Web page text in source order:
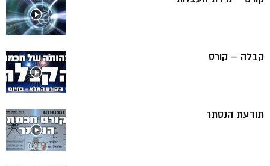
קבלה – קורס
תודעת הנסתר